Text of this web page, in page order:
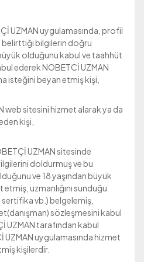
UZMAN uygulamasında, profil
belirttiği bilgilerin doğru
olduğunu kabul ve taahhüt
ederek NOBETCİ UZMAN
isteğini beyan etmiş kişi,
web sitesini hizmet alarak ya da
kişi,
UZMAN sitesinde
doldurmuş ve bu
ve 18 yaşından büyük
uzmanlığını sunduğu
vb.) belgelemiş,
sözleşmesini kabul
UZMAN tarafından kabul
UZMAN uygulamasında hizmet
kişilerdir.